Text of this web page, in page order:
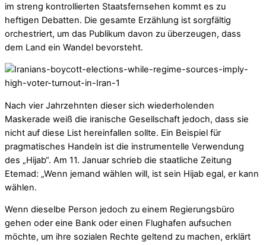
im streng kontrollierten Staatsfernsehen kommt es zu
heftigen Debatten. Die gesamte Erzählung ist sorgfältig
orchestriert, um das Publikum davon zu überzeugen, dass
dem Land ein Wandel bevorsteht.
Nach vier Jahrzehnten dieser sich wiederholenden
Maskerade weiß die iranische Gesellschaft jedoch, dass sie
nicht auf diese List hereinfallen sollte. Ein Beispiel für
pragmatisches Handeln ist die instrumentelle Verwendung
des „Hijab“. Am 11. Januar schrieb die staatliche Zeitung
Etemad: „Wenn jemand wählen will, ist sein Hijab egal, er kann
wählen.
Wenn dieselbe Person jedoch zu einem Regierungsbüro
gehen oder eine Bank oder einen Flughafen aufsuchen
möchte, um ihre sozialen Rechte geltend zu machen, erklärt